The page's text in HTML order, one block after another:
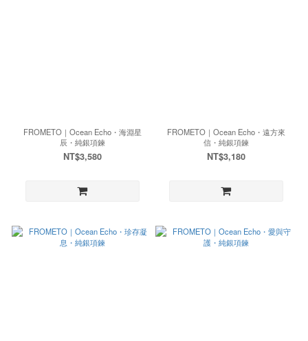
FROMETO｜Ocean Echo・海淵星
辰・純銀項鍊
NT$3,580
FROMETO｜Ocean Echo・遠方來
信・純銀項鍊
NT$3,180